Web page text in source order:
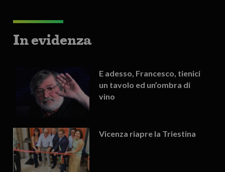
In evidenza
E adesso, Francesco, tienici
un tavolo ed un’ombra di
vino
Vicenza riapre la Triestina